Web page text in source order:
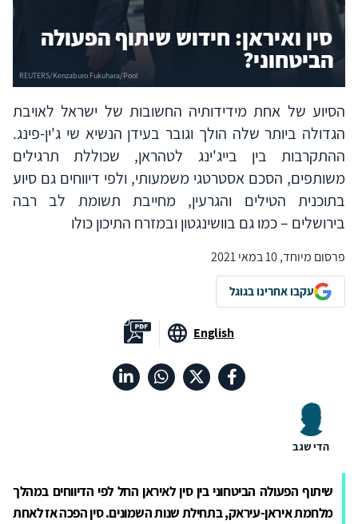
סין ואיראן: חידוש שיתוף הפעולה
הביטחוני?
הסיוע של אחת מידידותיה החשובות של ישראל לאויבת
הגדולה ביותר שלה הולך וגובר בעידן הנשיא שי ג'ין-פינג.
ההתקרבות בין בייג'ינג לטהראן, שכוללת תרגילים
משותפים, הסכם אסטרטגי משמעותי, ולפי דיווחים גם סיוע
בתוכנית הטילים והגרעין, מחייבת תשומת לב רבה
בירושלים – כמו גם בוושינגטון ובמזרח התיכון כולו
פרסום מיוחד, 10 במאי 2021
עקבו אחרינו בגוגל
English
הדי שגב
שיתוף הפעולה הביטחוני בין סין לאיראן החל לפי הדיווחים במהלך
מלחמת איראן-עיראק, בתחילת שנות השמונים. סין הפכה אז לאחת